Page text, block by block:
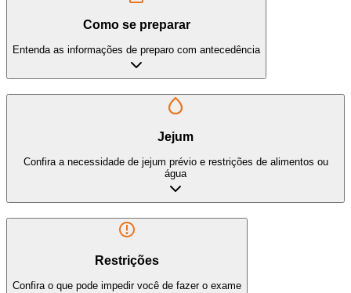
Como se preparar
Entenda as informações de preparo com antecedência
Jejum
Confira a necessidade de jejum prévio e restrições de alimentos ou
água
Restrições
Confira o que pode impedir você de fazer o exame